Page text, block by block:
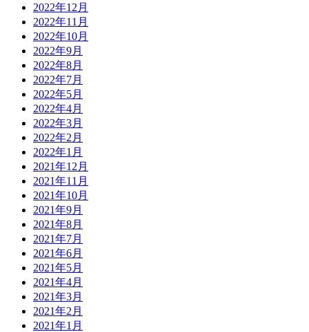
2022年12月
2022年11月
2022年10月
2022年9月
2022年8月
2022年7月
2022年5月
2022年4月
2022年3月
2022年2月
2022年1月
2021年12月
2021年11月
2021年10月
2021年9月
2021年8月
2021年7月
2021年6月
2021年5月
2021年4月
2021年3月
2021年2月
2021年1月